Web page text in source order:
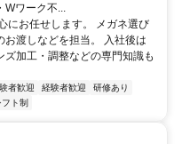
ワーク不...
にお任せします。 メガネ選び
渡しなどを担当。 入社後は
加工・調整などの専門知識も
者歓迎 経験者歓迎
研修あり
フト制